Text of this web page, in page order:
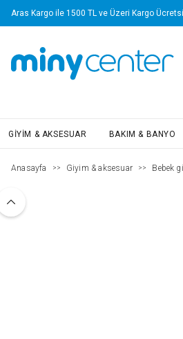
Aras Kargo ile 1500 TL ve Üzeri Kargo
GIYIM & AKSESUAR BAKIM & BANYO
Anasayfa >> Giyim & aksesuar >> Bebek